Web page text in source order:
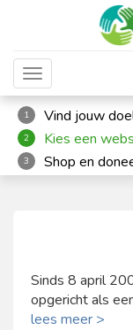
Toggle navigation
1 Vind jouw
2 Kies een
3 Shop en
Sinds 8 april
opgericht als
lees meer >